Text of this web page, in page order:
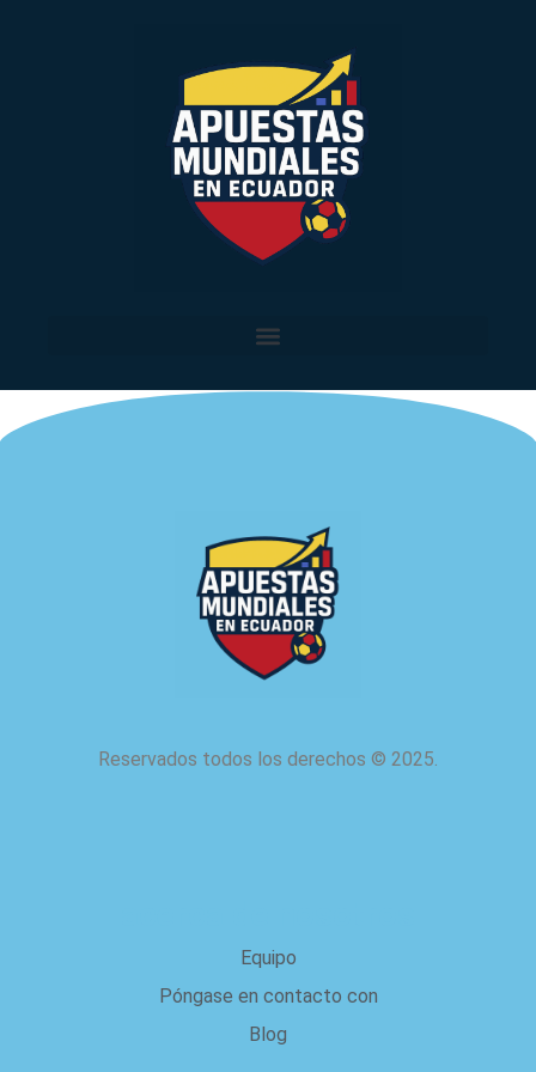
Reservados todos los derechos © 2025.
Equipo
Póngase en contacto con
Blog